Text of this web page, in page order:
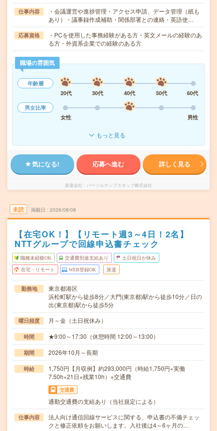
仕事内容
・会議運営や進捗管理・アクセス申請、データ管理（紙も
あり）・議事録作成補助・関係部署との連絡・英語使…
応募資格
・PCを使用した事務経験がある方・英文メールの経験のあ
る方・外資系企業での経験のある方
職場の雰囲気
年齢層
20代
30代 40代 50代
60代
男女比率
女性
男性
もっと見る
気になる! 応募へ進む 詳しく見る
派遣会社 パーソルテンプスタッフ株式会社
未読 掲載日 2026/08/08
【在宅OK！】【リモート週3～4日！2名】
NTTグループで回線申込書チェック
職種未経験OK 交通費別途支給あり 土日祝日が休み
在宅・リモート WEB登録OK 派遣
勤務地
東京都港区
浜松町駅から徒歩8分／大門(東京都)駅から徒歩10分／日の
出(東京都)駅から徒歩5分
曜日頻度 月～金（土日祝休み）
時間 ★9:00～17:30（休憩時間 12:00～13:00）
期間 2026年10月～長期
時給
1,750円【月収例】約293,000円（時給1,750円×実働
7.50h×21日+残業10h）+交通費
交通費
通勤交通費の支給あり（当社規定による）
仕事内容
法人向け通信回線サービスに関する、申込書の不備チェッ
クと修正依頼をお願いします。入社後は4～6ヶ月の…